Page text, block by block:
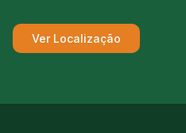
Ver Localização